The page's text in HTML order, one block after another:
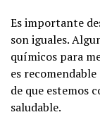
Es importante
son iguales.
químicos para
es
de que estemos
saludable.